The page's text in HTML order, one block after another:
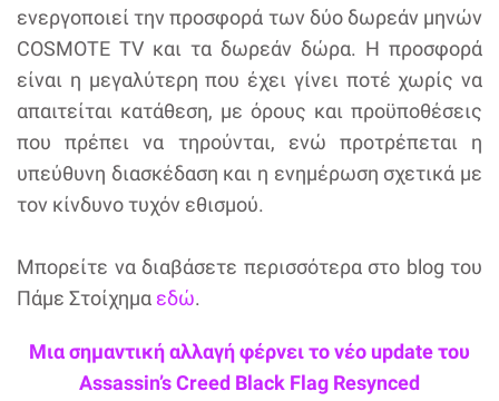
ενεργοποιεί την προσφορά των δύο δωρεάν μηνών
COSMOTE TV και τα δωρεάν δώρα. Η προσφορά
είναι η μεγαλύτερη που έχει γίνει ποτέ χωρίς να
απαιτείται κατάθεση, με όρους και προϋποθέσεις
που πρέπει να τηρούνται, ενώ προτρέπεται η
υπεύθυνη διασκέδαση και η ενημέρωση σχετικά με
τον κίνδυνο τυχόν εθισμού.
Μπορείτε να διαβάσετε περισσότερα στο blog του
Πάμε Στοίχημα εδώ.
Μια σημαντική αλλαγή φέρνει το νέο update του
Assassin’s Creed Black Flag Resynced